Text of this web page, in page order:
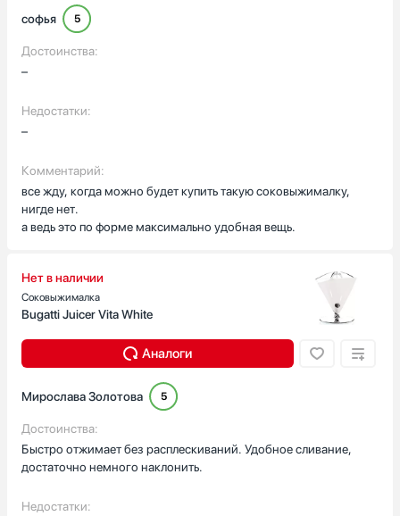
софья 5
Достоинства:
–
Недостатки:
–
Комментарий:
все жду, когда можно будет купить такую соковыжималку,
нигде нет.
а ведь это по форме максимально удобная вещь.
Нет в наличии
Соковыжималка
Bugatti Juicer Vita White
Аналоги
Мирослава Золотова 5
Достоинства:
Быстро отжимает без расплескиваний. Удобное сливание,
достаточно немного наклонить.
Недостатки: